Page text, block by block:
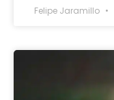
Felipe Jaramillo